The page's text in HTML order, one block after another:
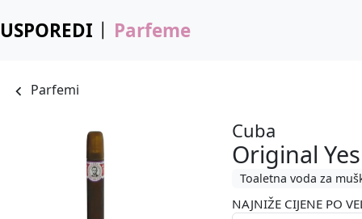
USPOREDI Parfeme
Parfemi
Cuba
Original
Toaletna voda za
NAJNIŽE CIJENE PO